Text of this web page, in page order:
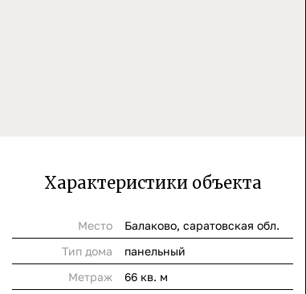
Характеристики объекта
Место
Балаково, саратовская обл.
Тип дома
панельный
Метраж
66 кв. м